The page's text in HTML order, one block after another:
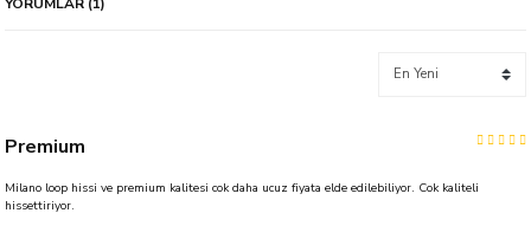
Premium
Milano loop hissi ve premium kalitesi cok daha ucuz fiyata elde edilebiliyor. Cok kaliteli
hissettiriyor.